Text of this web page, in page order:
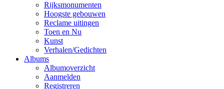
Rijksmonumenten
Hoogste gebouwen
Reclame uitingen
Toen en Nu
Kunst
Verhalen/Gedichten
Albums
Albumoverzicht
Aanmelden
Registreren